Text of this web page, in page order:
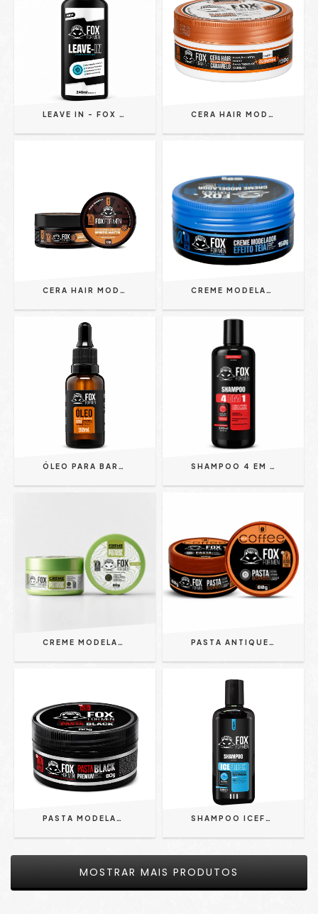
LEAVE IN - FOX FOR MEN 240ML - PROTEÇÃO TÉRMICA | REPARAÇÃO CAPILAR | BRILHO | MACIEZ CERA HAIR MODELADORA CARAMELO 130G - FOX FOR MEN
CERA HAIR MODELADORA EFEITO MATTE 70G FOX FOR MEN CREME MODELADOR EFEITO TEIA 150G AZUL - FOX FOR MEN | HIDRATA E MODELA
ÓLEO PARA BARBA EM GOTAS 30ML - FOX FOR MEN SHAMPOO 4 EM 1 240ML - FOX FOR MEN | CABELO, BARBA, ROSTO E CORPO | ANTI OLEOSIDADE E HIDRATANTE
CREME MODELADOR CAPILAR PISTACHE 80G - FOX FOR MEN | HIDRATA, MODELA E COMBATE O FRIZZ PASTA ANTIQUEDA EFEITO COFFEE 80G - FOX FOR MEN
PASTA MODELADORA BLACK 80G - FOX FOR MEN SHAMPOO ICEFRESH 240ML FOX FOR MEN
MOSTRAR MAIS PRODUTOS